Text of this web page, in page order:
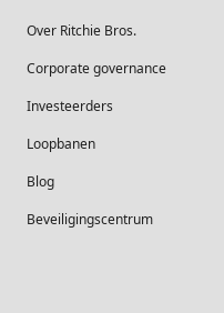
Over Ritchie Bros.
Corporate governance
Investeerders
Loopbanen
Blog
Beveiligingscentrum